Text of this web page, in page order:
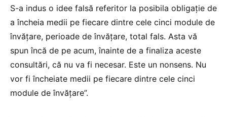
S-a indus o idee falsă referitor la posibila obligație de
a încheia medii pe fiecare dintre cele cinci module de
învățare, perioade de învățare, total fals. Asta vă
spun încă de pe acum, înainte de a finaliza aceste
consultări, că nu va fi necesar. Este un nonsens. Nu
vor fi încheiate medii pe fiecare dintre cele cinci
module de învățare”.